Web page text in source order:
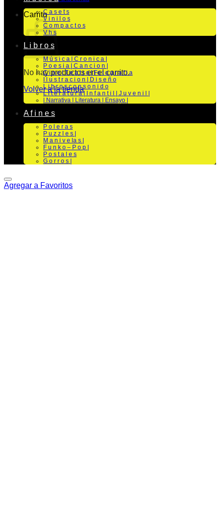
Carrito
No hay productos en el carrito.
Volver a la tienda
C a s e t s
V i n i l o s
C o m p a c t o s
V h s
L i b r o s
M ú s i c a | C r o n i c a |
P o e s i a | C a n c i o n |
C i n e | T e a t r o | Fo t o g r a f i a
I l u s t r a c i o n | D i s e ñ o
L i b r o s c o n s o n i d o
L i t e r a t u r a | I n f a n t i l | J u v e n i l |
| Narrativa | Literatura | Ensayo |
A f i n e s
P o l e r a s
P u z z l e s |
M a n i v e la s |
F u n k o – P o p |
P o s t a l e s
G o r r o s |
Agregar a Favoritos